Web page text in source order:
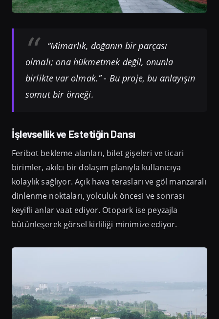
“Mimarlık, doğanın bir parçası
olmalı; ona hükmetmek değil, onunla
birlikte var olmak.” - Bu proje, bu anlayışın
somut bir örneği.
İşlevsellik ve Estetiğin Dansı
Feribot bekleme alanları, bilet gişeleri ve ticari
birimler, akılcı bir dolaşım planıyla kullanıcıya
kolaylık sağlıyor. Açık hava terasları ve göl manzaralı
dinlenme noktaları, yolculuk öncesi ve sonrası
keyifli anlar vaat ediyor. Otopark ise peyzajla
bütünleşerek görsel kirliliği minimize ediyor.